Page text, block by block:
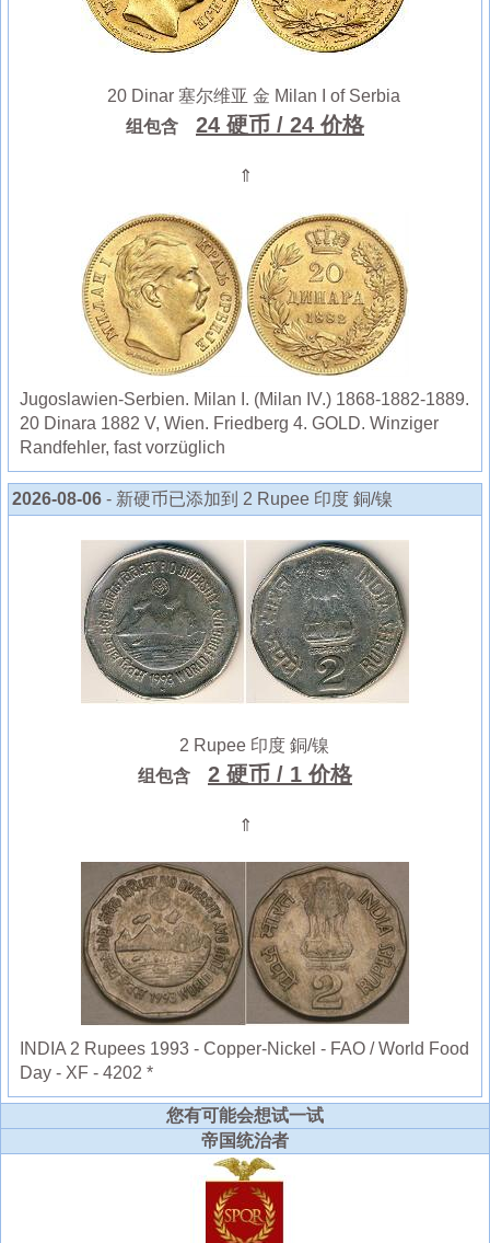
20 Dinar 塞尔维亚 金 Milan I of Serbia
组包含
24 硬币 / 24 价格
⇑
Jugoslawien-Serbien. Milan I. (Milan IV.) 1868-1882-1889.
20 Dinara 1882 V, Wien. Friedberg 4. GOLD. Winziger
Randfehler, fast vorzüglich
2026-08-06 - 新硬币已添加到 2 Rupee 印度 銅/镍
2 Rupee 印度 銅/镍
组包含
2 硬币 / 1 价格
⇑
INDIA 2 Rupees 1993 - Copper-Nickel - FAO / World Food
Day - XF - 4202 *
您有可能会想试一试
帝国统治者